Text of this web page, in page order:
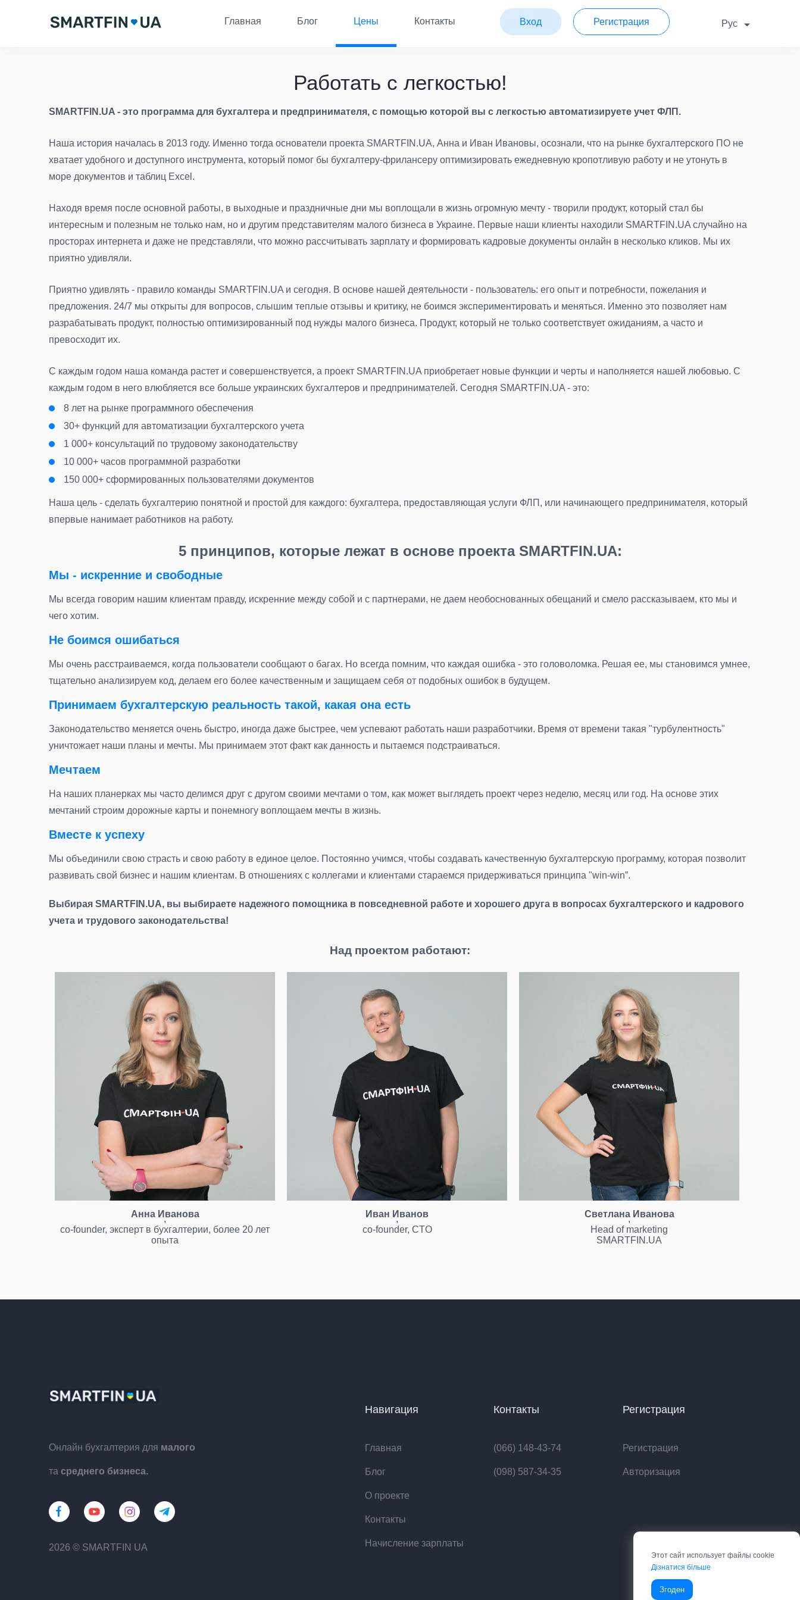
Главная Блог Цены Контакты Вход Регистрация Рус
Работать с легкостью!
SMARTFIN.UA - это программа для бухгалтера и предпринимателя, с помощью которой вы с легкостью автоматизируете учет ФЛП.
Наша история началась в 2013 году. Именно тогда основатели проекта SMARTFIN.UA, Анна и Иван Ивановы, осознали, что на рынке бухгалтерского ПО не
хватает удобного и доступного инструмента, который помог бы бухгалтеру-фрилансеру оптимизировать ежедневную кропотливую работу и не утонуть в
море документов и таблиц Excel.
Находя время после основной работы, в выходные и праздничные дни мы воплощали в жизнь огромную мечту - творили продукт, который стал бы
интересным и полезным не только нам, но и другим представителям малого бизнеса в Украине. Первые наши клиенты находили SMARTFIN.UA случайно на
просторах интернета и даже не представляли, что можно рассчитывать зарплату и формировать кадровые документы онлайн в несколько кликов. Мы их
приятно удивляли.
Приятно удивлять - правило команды SMARTFIN.UA и сегодня. В основе нашей деятельности - пользователь: его опыт и потребности, пожелания и
предложения. 24/7 мы открыты для вопросов, слышим теплые отзывы и критику, не боимся экспериментировать и меняться. Именно это позволяет нам
разрабатывать продукт, полностью оптимизированный под нужды малого бизнеса. Продукт, который не только соответствует ожиданиям, а часто и
превосходит их.
С каждым годом наша команда растет и совершенствуется, а проект SMARTFIN.UA приобретает новые функции и черты и наполняется нашей любовью. С
каждым годом в него влюбляется все больше украинских бухгалтеров и предпринимателей. Сегодня SMARTFIN.UA - это:
8 лет на рынке программного обеспечения
30+ функций для автоматизации бухгалтерского учета
1 000+ консультаций по трудовому законодательству
10 000+ часов программной разработки
150 000+ сформированных пользователями документов
Наша цель - сделать бухгалтерию понятной и простой для каждого: бухгалтера, предоставляющая услуги ФЛП, или начинающего предпринимателя, который
впервые нанимает работников на работу.
5 принципов, которые лежат в основе проекта SMARTFIN.UA:
Мы - искренние и свободные
Мы всегда говорим нашим клиентам правду, искренние между собой и с партнерами, не даем необоснованных обещаний и смело рассказываем, кто мы и
чего хотим.
Не боимся ошибаться
Мы очень расстраиваемся, когда пользователи сообщают о багах. Но всегда помним, что каждая ошибка - это головоломка. Решая ее, мы становимся умнее,
тщательно анализируем код, делаем его более качественным и защищаем себя от подобных ошибок в будущем.
Принимаем бухгалтерскую реальность такой, какая она есть
Законодательство меняется очень быстро, иногда даже быстрее, чем успевают работать наши разработчики. Время от времени такая "турбулентность"
уничтожает наши планы и мечты. Мы принимаем этот факт как данность и пытаемся подстраиваться.
Мечтаем
На наших планерках мы часто делимся друг с другом своими мечтами о том, как может выглядеть проект через неделю, месяц или год. На основе этих
мечтаний строим дорожные карты и понемногу воплощаем мечты в жизнь.
Вместе к успеху
Мы объединили свою страсть и свою работу в единое целое. Постоянно учимся, чтобы создавать качественную бухгалтерскую программу, которая позволит
развивать свой бизнес и нашим клиентам. В отношениях с коллегами и клиентами стараемся придерживаться принципа "win-win”.
Выбирая SMARTFIN.UA, вы выбираете надежного помощника в повседневной работе и хорошего друга в вопросах бухгалтерского и кадрового
учета и трудового законодательства!
Над проектом работают:
Анна Иванова
,
co-founder, эксперт в бухгалтерии, более 20 лет
опыта
Иван Иванов
,
co-founder, CTO
Светлана Иванова
,
Head of marketing
SMARTFIN.UA
Онлайн бухгалтерия для малого
та среднего бизнеса.
2026 © SMARTFIN UA
Навигация
Главная
Блог
О проекте
Контакты
Начисление зарплаты
Контакты
(066) 148-43-74
(098) 587-34-35
Регистрация
Регистрация
Авторизация
Этот сайт использует файлы cookie
Дізнатися більше
Згоден